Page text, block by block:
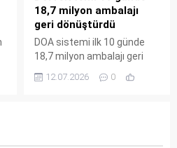
18,7 milyon ambalajı
geri dönüştürdü
DOA sistemi ilk 10 günde
18,7 milyon ambalajı geri
dönüştürdü. Vatandaşlar
her ambalaj için 1 lira teşvik
12.07.2026 0